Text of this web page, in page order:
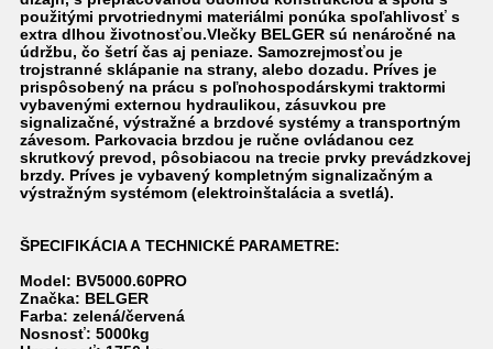
použitými prvotriednymi materiálmi ponúka spoľahlivosť s
extra dlhou životnosťou.Vlečky BELGER sú nenáročné na
údržbu, čo šetrí čas aj peniaze. Samozrejmosťou je
trojstranné sklápanie na strany, alebo dozadu. Príves je
prispôsobený na prácu s poľnohospodárskymi traktormi
vybavenými externou hydraulikou, zásuvkou pre
signalizačné, výstražné a brzdové systémy a transportným
závesom. Parkovacia brzdou je ručne ovládanou cez
skrutkový prevod, pôsobiacou na trecie prvky prevádzkovej
brzdy. Príves je vybavený kompletným signalizačným a
výstražným systémom (elektroinštalácia a svetlá).
ŠPECIFIKÁCIA A TECHNICKÉ PARAMETRE:
Model: BV5000.60PRO
Značka: BELGER
Farba: zelená/červená
Nosnosť: 5000kg